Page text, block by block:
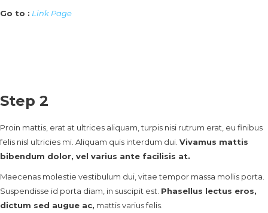
Go to : Link Page
Step 2
Proin mattis, erat at ultrices aliquam, turpis nisi rutrum erat, eu finibus
felis nisl ultricies mi. Aliquam quis interdum dui. Vivamus mattis
bibendum dolor, vel varius ante facilisis at.
Maecenas molestie vestibulum dui, vitae tempor massa mollis porta.
Suspendisse id porta diam, in suscipit est. Phasellus lectus eros,
dictum sed augue ac, mattis varius felis.